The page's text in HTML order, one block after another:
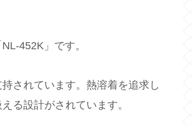
452K」です。
されています。熱溶着を追求し
る設計がされています。